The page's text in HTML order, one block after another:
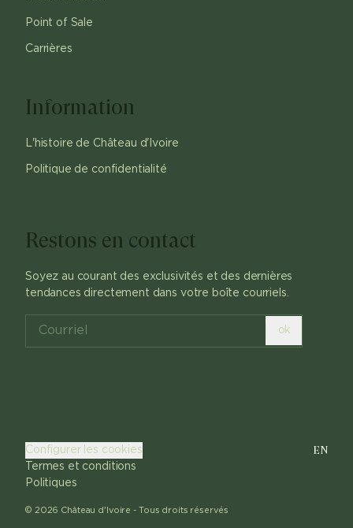
Point of Sale
Carrières
Information
L'histoire de Château d'Ivoire
Politique de confidentialité
Restons en contact
Soyez au courant des exclusivités et des dernières
tendances directement dans votre boîte courriels.
ok
© 2026 Château d'Ivoire - Tous droits réservés
Configurer les cookies
Termes et conditions
Politiques
EN